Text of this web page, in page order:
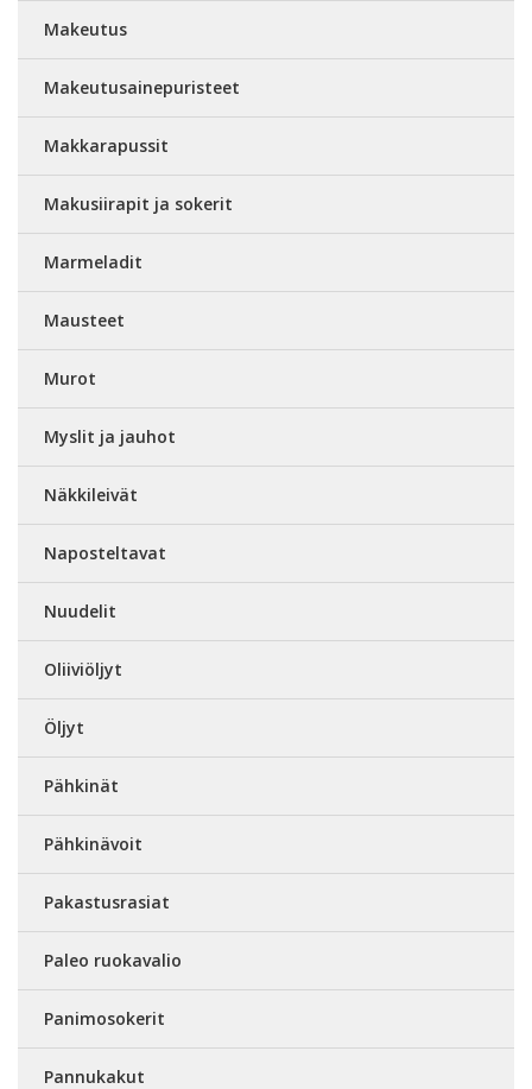
Makeutus
Makeutusainepuristeet
Makkarapussit
Makusiirapit ja sokerit
Marmeladit
Mausteet
Murot
Myslit ja jauhot
Näkkileivät
Naposteltavat
Nuudelit
Oliiviöljyt
Öljyt
Pähkinät
Pähkinävoit
Pakastusrasiat
Paleo ruokavalio
Panimosokerit
Pannukakut